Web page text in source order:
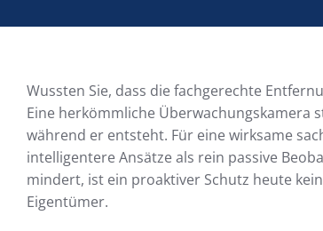
Wussten Sie, dass die fachgerechte
Eine herkömmliche Überwachungskamera
während er entsteht. Für eine wirksame
intelligentere Ansätze als rein passive
mindert, ist ein proaktiver Schutz heute
Eigentümer.